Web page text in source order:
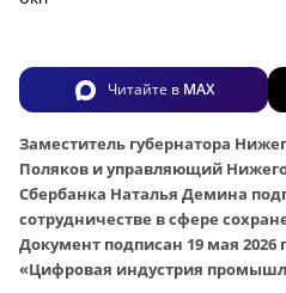
Читайте в MAX
Заместитель губернатора
Поляков и управляющий
Сбербанка Наталья Демина
сотрудничестве в сфере
Документ подписан 19 мая
«Цифровая индустрия